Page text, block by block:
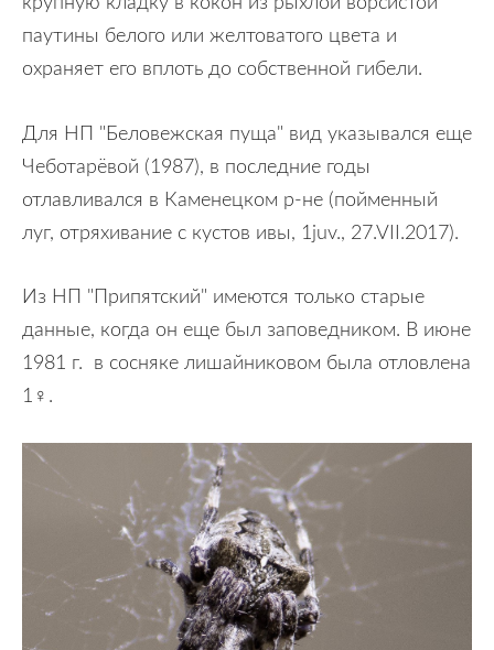
паутины белого или желтоватого цвета и
охраняет его вплоть до собственной гибели.
Для НП "Беловежская пуща" вид указывался еще
Чеботарёвой (1987), в последние годы
отлавливался в Каменецком р-не (пойменный
луг, отряхивание с кустов ивы, 1juv., 27.VII.2017).
Из НП "Припятский" имеются только старые
данные, когда он еще был заповедником. В июне
1981 г. в сосняке лишайниковом была отловлена
1♀.